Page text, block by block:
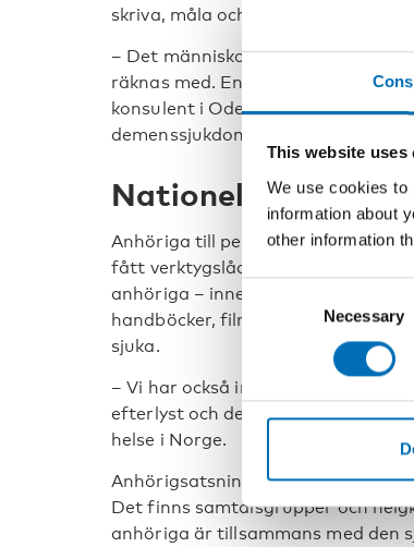
This website uses
We use cookies to
information about
other information
Consent
Selection
Necessary
skriva, måla och att ägna sig åt
– Det människor med
räknas med. En del är till och med
konsulent i Odense i Danmark
demenssjukdom.
Nationella
Anhöriga till personer med
fått verktygslådor via sina
anhöriga – innehåller massor av
handböcker, film, broschyrer,
sjuka.
– Vi har också information till de
efterlyst och det jobbar vi på att
helse i Norge.
Anhörigsatsningen i Norge är
Det finns samtalsgrupper och
anhöriga är tillsammans med den